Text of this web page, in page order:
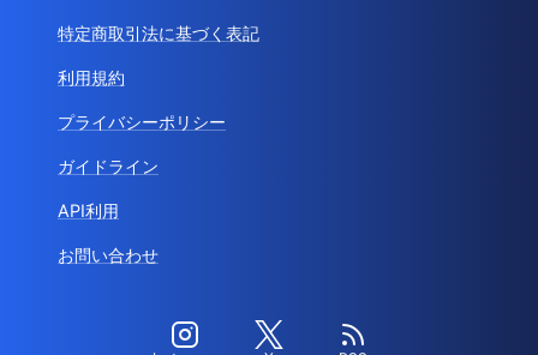
特定商取引法に基づく表記
利用規約
プライバシーポリシー
ガイドライン
API利用
お問い合わせ